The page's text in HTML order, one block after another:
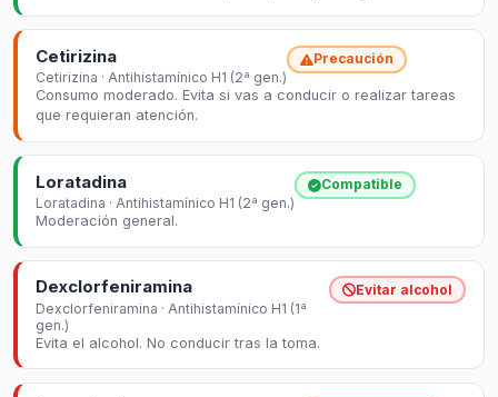
Cetirizina
Cetirizina · Antihistamínico H1 (2ª gen.)
Precaución
Consumo moderado. Evita si vas a conducir o realizar tareas
que requieran atención.
Loratadina
Loratadina · Antihistamínico H1 (2ª gen.)
Compatible
Moderación general.
Dexclorfeniramina
Dexclorfeniramina · Antihistamínico H1 (1ª
gen.)
Evitar alcohol
Evita el alcohol. No conducir tras la toma.